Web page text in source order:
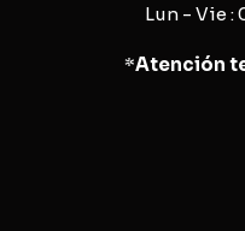
Lun - Vie :
*Atención